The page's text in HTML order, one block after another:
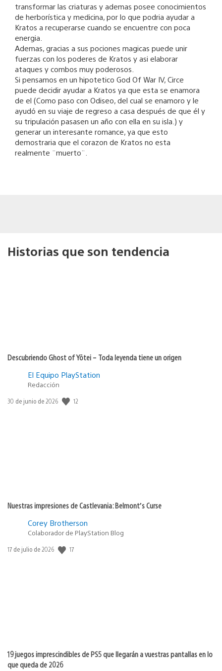
transformar las criaturas y ademas posee conocimientos
de herborística y medicina, por lo que podria ayudar a
Kratos a recuperarse cuando se encuentre con poca
energia.
Ademas, gracias a sus pociones magicas puede unir
fuerzas con los poderes de Kratos y asi elaborar
ataques y combos muy poderosos.
Si pensamos en un hipotetico God Of War IV, Circe
puede decidir ayudar a Kratos ya que esta se enamora
de el (Como paso con Odiseo, del cual se enamoro y le
ayudó en su viaje de regreso a casa después de que él y
su tripulación pasasen un año con ella en su isla.) y
generar un interesante romance, ya que esto
demostraria que el corazon de Kratos no esta
realmente ¨muerto¨.
Historias que son tendencia
Descubriendo Ghost of Yōtei – Toda leyenda tiene un origen
El Equipo PlayStation
Redacción
Fecha
30 de junio de 2026 12
Nuestras impresiones de Castlevania: Belmont’s Curse
Corey Brotherson
Colaborador de PlayStation Blog
Fecha
17 de julio de 2026 17
19 juegos imprescindibles de PS5 que llegarán a vuestras pantallas en lo
que queda de 2026